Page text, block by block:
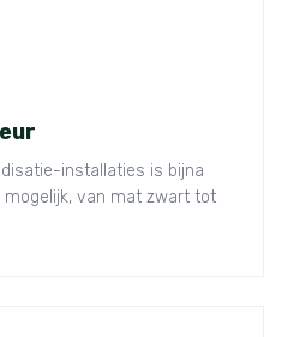
installaties is bijna
van mat zwart tot